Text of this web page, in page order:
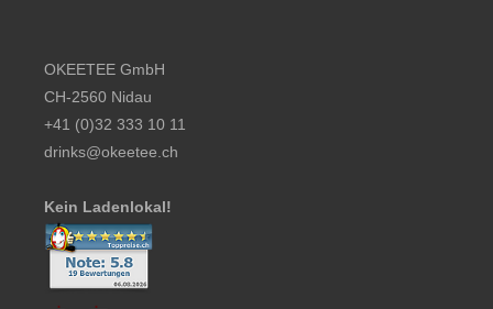
OKEETEE GmbH
CH-2560 Nidau
+41 (0)32 333 10 11
drinks@okeetee.ch
Kein Ladenlokal!